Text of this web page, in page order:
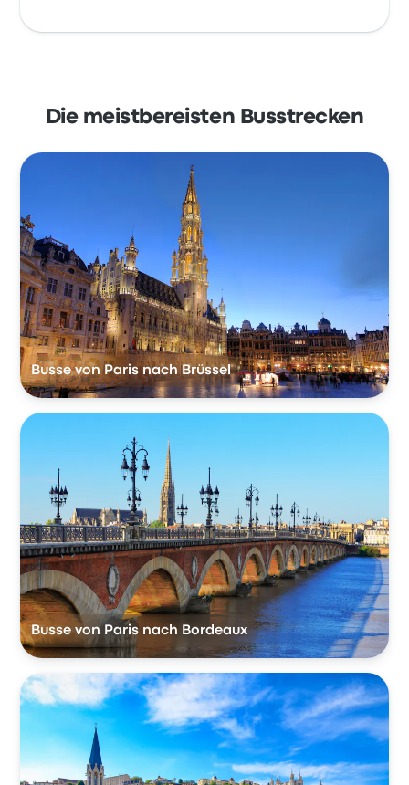
Die meistbereisten Busstrecken
Busse von Paris nach Brüssel
Busse von Paris nach Bordeaux